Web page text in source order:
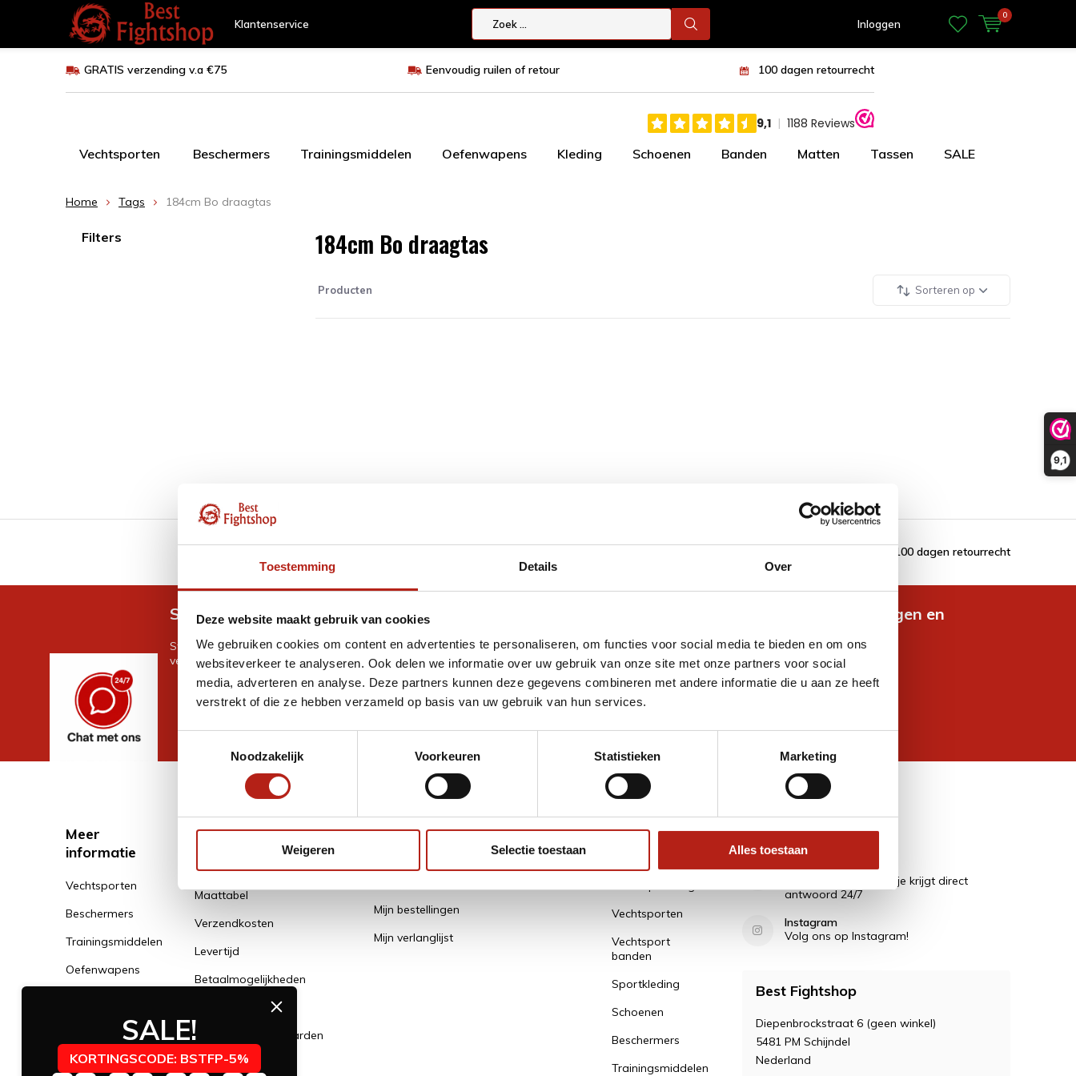
Toestemming Details Over
Deze website maakt gebruik van cookies
We gebruiken cookies om content en advertenties te personaliseren, om functies voor social media te bieden en om ons
websiteverkeer te analyseren. Ook delen we informatie over uw gebruik van onze site met onze partners voor social
media, adverteren en analyse. Deze partners kunnen deze gegevens combineren met andere informatie die u aan ze heeft
verstrekt of die ze hebben verzameld op basis van uw gebruik van hun services.
Noodzakelijk
Voorkeuren Statistieken Marketing
Weigeren Selectie toestaan Alles toestaan
9,1
Klantenservice Inloggen
0
GRATIS verzending v.a €75 Eenvoudig ruilen of retour 100 dagen retourrecht
Vechtsporten Beschermers Trainingsmiddelen Oefenwapens Kleding Schoenen Banden Matten Tassen SALE
Home Tags 184cm Bo draagtas
Filters 184cm Bo draagtas
Producten Sorteren op
100 dagen retourrecht
Snel antwoord op je vraag?
Stel je vraag in de chat, en we helpen je graag
verder. 24/7
Ontvang de nieuwste aanbiedingen en
promoties
Meer
informatie
Vechtsporten
Beschermers
Trainingsmiddelen
Oefenwapens
Banden
Klantenservice
Klantenservice
Maattabel
Verzendkosten
Levertijd
Betaalmogelijkheden
Klachtenservice
Algemene voorwaarden
Privacy Policy
Mijn account
Een account aanmaken / gegevens
Mijn bestellingen
Mijn verlanglijst
Alle
Vechtsporten
Vechtsport
banden
Sportkleding
Schoenen
Beschermers
Trainingsmiddelen
Contact
Vragen?
Stel ze in de Chat en je krijgt direct
antwoord 24/7
Instagram
Volg ons op Instagram!
Best Fightshop
Diepenbrockstraat 6 (geen winkel)
5481 PM Schijndel
Nederland
SALE!
KORTINGSCODE: BSTFP-5%